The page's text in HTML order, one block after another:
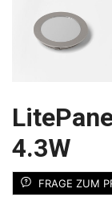
4.3W
FRAGE ZUM